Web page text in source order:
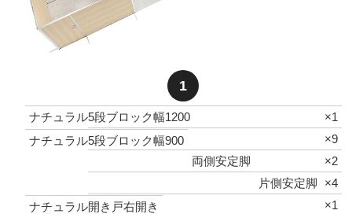
1
ナチュラル5段ブロック幅1200
×1
ナチュラル5段ブロック幅900
×9
両側安定脚
×2
片側安定脚
×4
ナチュラル開き戸右開き
×1